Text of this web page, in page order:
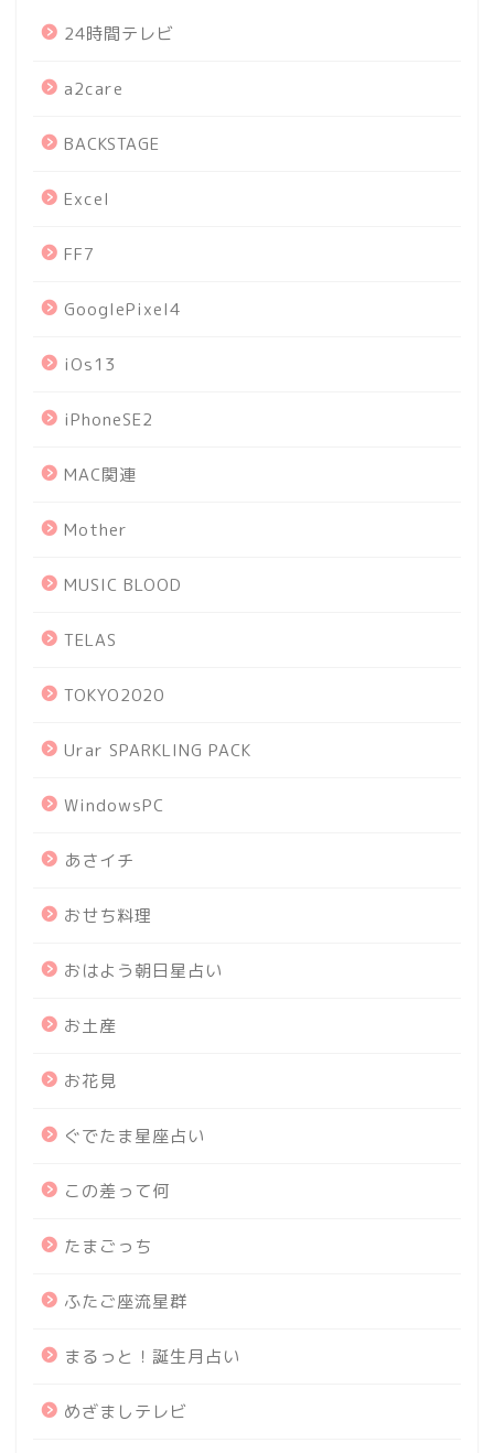
24時間テレビ
a2care
BACKSTAGE
Excel
FF7
GooglePixel4
iOs13
iPhoneSE2
MAC関連
Mother
MUSIC BLOOD
TELAS
TOKYO2020
Urar SPARKLING PACK
WindowsPC
あさイチ
おせち料理
おはよう朝日星占い
お土産
お花見
ぐでたま星座占い
この差って何
たまごっち
ふたご座流星群
まるっと！誕生月占い
めざましテレビ